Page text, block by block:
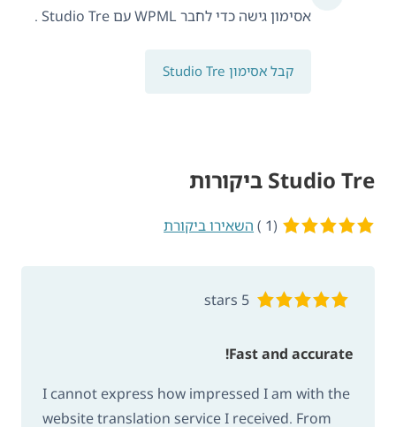
אסימון גישה כדי לחבר WPML עם Studio Tre .
קבל אסימון Studio Tre
Studio Tre ביקורות
5 of 5 stars(1 ) השאירו ביקורת
5 stars
Fast and accurate!
I cannot express how impressed I am with the
website translation service I received. From